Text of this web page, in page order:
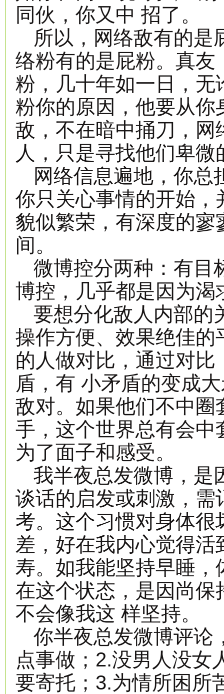
同伙，你又中 招了。
所以，网络敌有的是
络粉有的是屁粉。真
粉，几十年如一日，
粉你的原因，他要从
敌，不在暗中捅刀，
人，只是寻找他们卑
网络信息遍地，你总
你只关心事情的开始
貌似繁荣，有深度的
间。
微博控分两种：有目
博控，几乎都是因为渴
要想分化敌人内部的
操作方便、效果绝佳
的人做对比，通过对
盾，有 小矛盾的变成
敌对。如果他们不中
手，这个世界总有会
为了面子和感受。
我半夜总发微博，是
谈话的启发或刺激，
考。这个习惯对身体
差，好在我内心觉得
寿。如我能坚持早睡
在这个状态，是因尚
不会像我这 样坚持。
你半夜总发微博评论
点事做；2.没男人没女
要寄托；3.为情所困所